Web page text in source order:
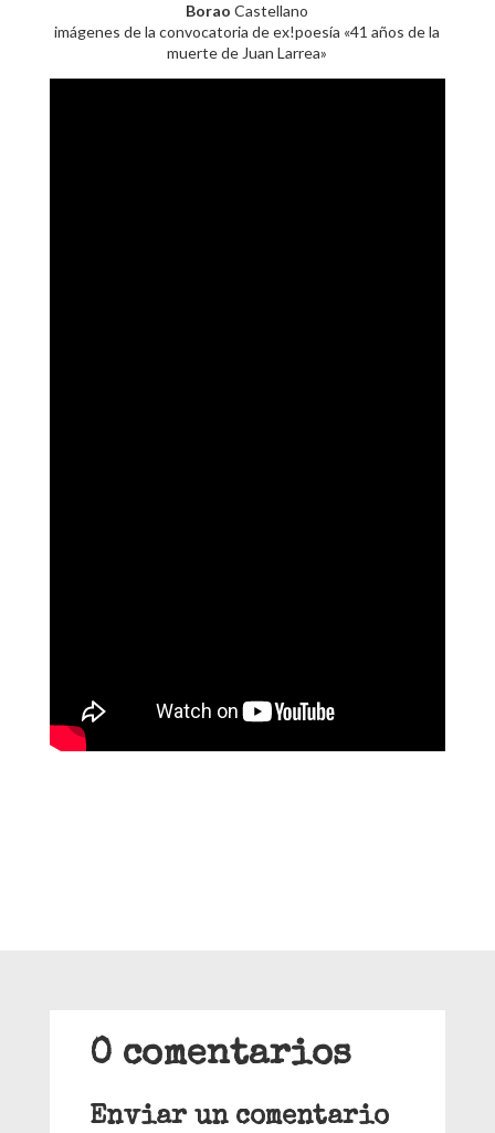
Borao Castellano
imágenes de la convocatoria de ex!poesía «41 años de la
muerte de Juan Larrea»
0 comentarios
Enviar un comentario